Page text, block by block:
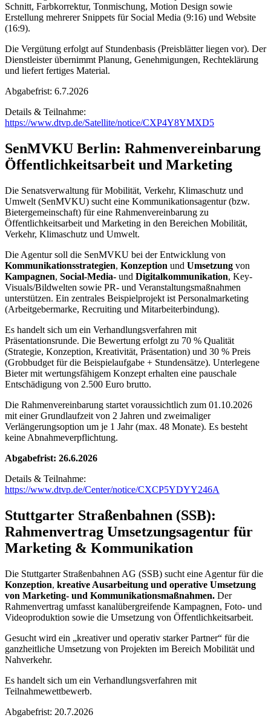
Schnitt, Farbkorrektur, Tonmischung, Motion Design sowie
Erstellung mehrerer Snippets für Social Media (9:16) und Website
(16:9).
Die Vergütung erfolgt auf Stundenbasis (Preisblätter liegen vor). Der
Dienstleister übernimmt Planung, Genehmigungen, Rechteklärung
und liefert fertiges Material.
Abgabefrist: 6.7.2026
Details & Teilnahme:
https://www.dtvp.de/Satellite/notice/CXP4Y8YMXD5
SenMVKU Berlin: Rahmenvereinbarung
Öffentlichkeitsarbeit und Marketing
Die Senatsverwaltung für Mobilität, Verkehr, Klimaschutz und
Umwelt (SenMVKU) sucht eine Kommunikationsagentur (bzw.
Bietergemeinschaft) für eine Rahmenvereinbarung zu
Öffentlichkeitsarbeit und Marketing in den Bereichen Mobilität,
Verkehr, Klimaschutz und Umwelt.
Die Agentur soll die SenMVKU bei der Entwicklung von
Kommunikationsstrategien, Konzeption und Umsetzung von
Kampagnen, Social-Media- und Digitalkommunikation, Key-
Visuals/Bildwelten sowie PR- und Veranstaltungsmaßnahmen
unterstützen. Ein zentrales Beispielprojekt ist Personalmarketing
(Arbeitgebermarke, Recruiting und Mitarbeiterbindung).
Es handelt sich um ein Verhandlungsverfahren mit
Präsentationsrunde. Die Bewertung erfolgt zu 70 % Qualität
(Strategie, Konzeption, Kreativität, Präsentation) und 30 % Preis
(Grobbudget für die Beispielaufgabe + Stundensätze). Unterlegene
Bieter mit wertungsfähigem Konzept erhalten eine pauschale
Entschädigung von 2.500 Euro brutto.
Die Rahmenvereinbarung startet voraussichtlich zum 01.10.2026
mit einer Grundlaufzeit von 2 Jahren und zweimaliger
Verlängerungsoption um je 1 Jahr (max. 48 Monate). Es besteht
keine Abnahmeverpflichtung.
Abgabefrist: 26.6.2026
Details & Teilnahme:
https://www.dtvp.de/Center/notice/CXCP5YDYY246A
Stuttgarter Straßenbahnen (SSB):
Rahmenvertrag Umsetzungsagentur für
Marketing & Kommunikation
Die Stuttgarter Straßenbahnen AG (SSB) sucht eine Agentur für die
Konzeption, kreative Ausarbeitung und operative Umsetzung
von Marketing- und Kommunikationsmaßnahmen. Der
Rahmenvertrag umfasst kanalübergreifende Kampagnen, Foto- und
Videoproduktion sowie die Umsetzung von Öffentlichkeitsarbeit.
Gesucht wird ein „kreativer und operativ starker Partner“ für die
ganzheitliche Umsetzung von Projekten im Bereich Mobilität und
Nahverkehr.
Es handelt sich um ein Verhandlungsverfahren mit
Teilnahmewettbewerb.
Abgabefrist: 20.7.2026